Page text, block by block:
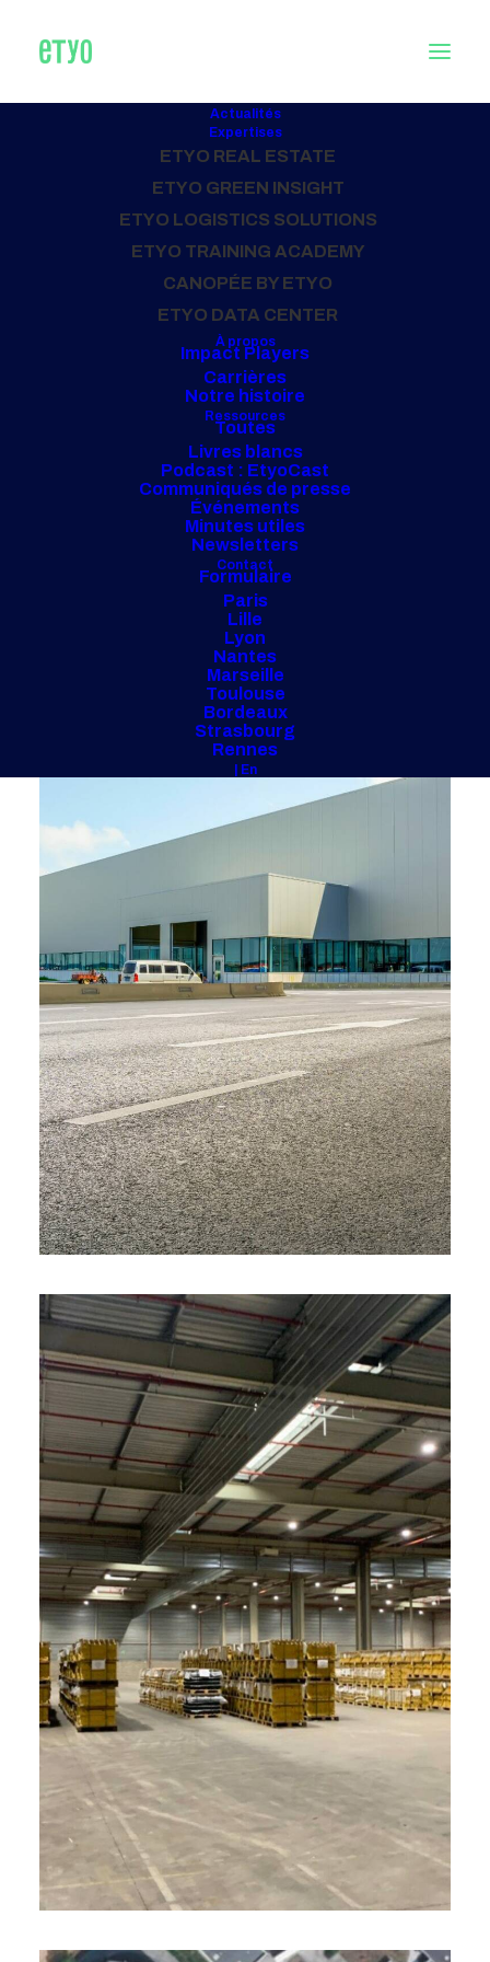
Actualités
Expertises
ETYO REAL ESTATE
ETYO GREEN INSIGHT
ETYO LOGISTICS SOLUTIONS
ETYO TRAINING ACADEMY
CANOPÉE BY ETYO
ETYO DATA CENTER
À propos
Impact Players
Carrières
Notre histoire
Ressources
Toutes
Livres blancs
Podcast : EtyoCast
Communiqués de presse
Événements
Minutes utiles
Newsletters
Contact
Formulaire
Paris
Lille
Lyon
Nantes
Marseille
Toulouse
Bordeaux
Strasbourg
Rennes
| En
Archive by Category "Risques environnementaux"
TOUS NOS PROJETS
Risques
environnementaux
ARAX PROPERTIES, France
2024 - Portefeuille de 6 actifs en France
Due diligence Environnementale
BOWERY, Lieusaint (77)
2024 - 12 000 m²
Valorisation ICPE, pilotage diagnostic de sol
Enjeux : Étude de valorisation 1510,
désinscription du site de la base SIS
(Secteur d’Information sur les Sols)